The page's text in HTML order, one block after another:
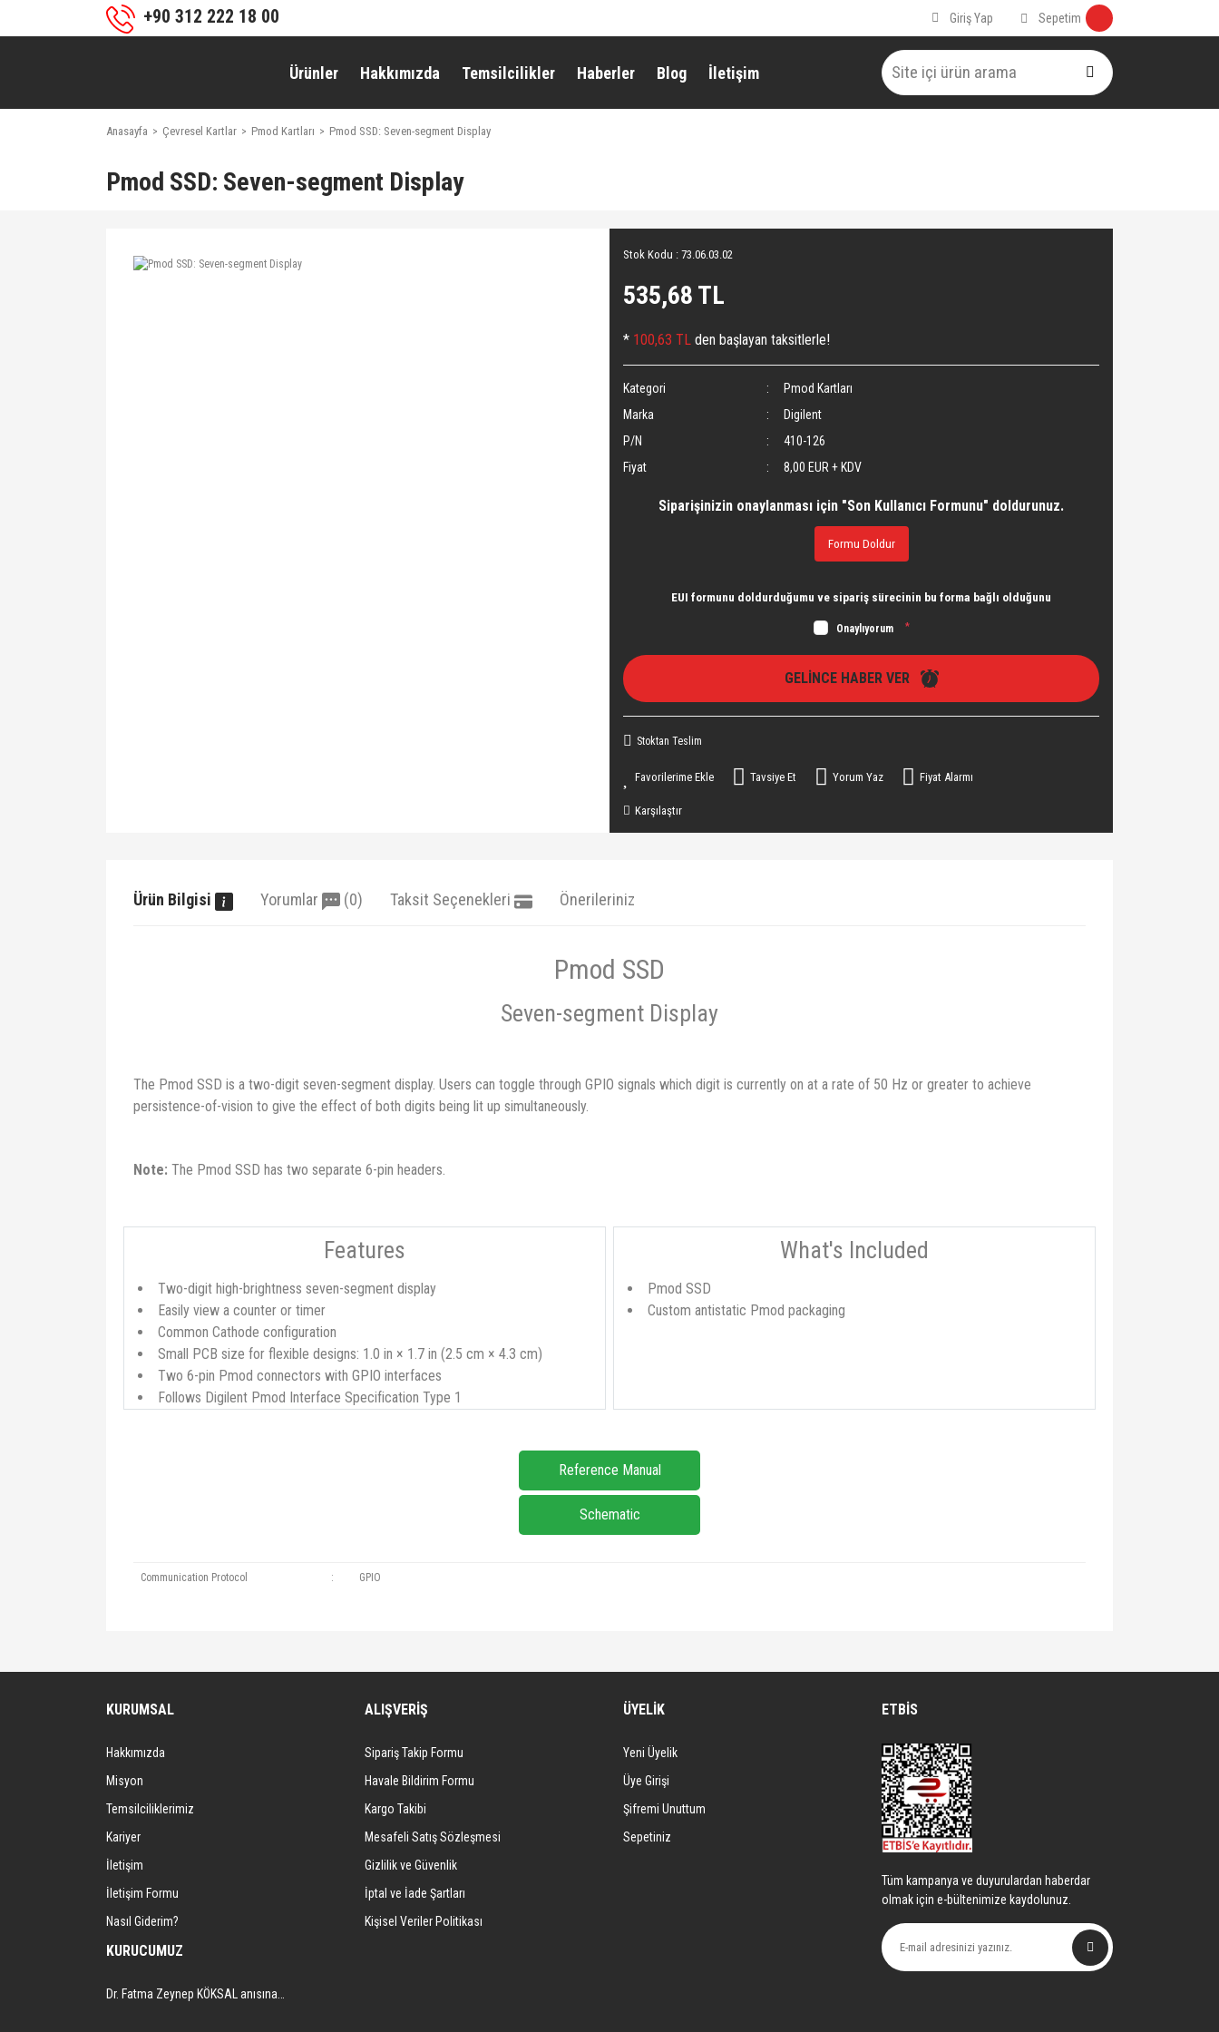
+90 312 222 18 00 Giriş Yap Sepetim
Ürünler Hakkımızda Temsilcilikler Haberler Blog İletişim
Anasayfa Çevresel Kartlar Pmod Kartları Pmod SSD: Seven-segment Display
Pmod SSD: Seven-segment Display
Stok Kodu : 73.06.03.02
535,68 TL
* 100,63 TL den başlayan taksitlerle!
Kategori
Pmod Kartları
Marka
Digilent
P/N
410-126
Fiyat
8,00 EUR + KDV
Siparişinizin onaylanması için "Son Kullanıcı Formunu" doldurunuz.
Formu Doldur
EUI formunu doldurduğumu ve sipariş sürecinin bu forma bağlı olduğunu
Onaylıyorum *
GELİNCE HABER VER
Stoktan Teslim
Tavsiye Et Yorum Yaz Fiyat Alarmı
Karşılaştır
Ürün Bilgisi Yorumlar (0) Taksit Seçenekleri Önerileriniz
Pmod SSD
Seven-segment Display
The Pmod SSD is a two-digit seven-segment display. Users can toggle through GPIO signals which digit is currently on at a rate of 50 Hz or greater to achieve
persistence-of-vision to give the effect of both digits being lit up simultaneously.
Note: The Pmod SSD has two separate 6-pin headers.
Features
Two-digit high-brightness seven-segment display
Easily view a counter or timer
Common Cathode configuration
Small PCB size for flexible designs: 1.0 in × 1.7 in (2.5 cm × 4.3 cm)
Two 6-pin Pmod connectors with GPIO interfaces
Follows Digilent Pmod Interface Specification Type 1
What's Included
Pmod SSD
Custom antistatic Pmod packaging
Reference Manual
Schematic
Communication Protocol : GPIO
Ürün resmi kalitesiz, bozuk veya görüntülenemiyor.
Bu ürüne benzer farklı alternatifler olmalı.
KURUMSAL
Hakkımızda
Misyon
Temsilciliklerimiz
Kariyer
İletişim
İletişim Formu
Nasıl Giderim?
ALIŞVERİŞ
Sipariş Takip Formu
Havale Bildirim Formu
Kargo Takibi
Mesafeli Satış Sözleşmesi
Gizlilik ve Güvenlik
İptal ve İade Şartları
Kişisel Veriler Politikası
ÜYELİK
Yeni Üyelik
Üye Girişi
Şifremi Unuttum
Sepetiniz
KURUCUMUZ
Dr. Fatma Zeynep KÖKSAL anısına…
ETBİS
Tüm kampanya ve duyurulardan haberdar
olmak için e-bültenimize kaydolunuz.